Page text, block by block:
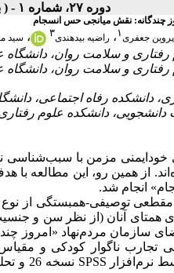
دوره ۲۷، شماره ۱ - ( بهار ۱۴۰۵ )
چندگانه: نقش میانجی حس انسجام
پروین جعفری۱ ، راضیه بیدهندی۳ ، سید
دانشجویی، دانشکده علوم
خودایمنی مزمن با سبب‌شناسی
از همین ‌رو، این مطالعه با
انجام شد.
تجارب ناگوار کودکی و